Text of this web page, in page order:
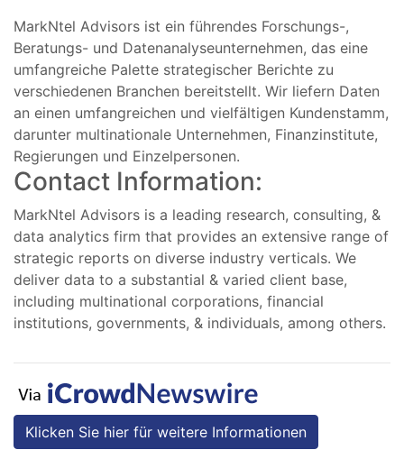
MarkNtel Advisors ist ein führendes Forschungs-,
Beratungs- und Datenanalyseunternehmen, das eine
umfangreiche Palette strategischer Berichte zu
verschiedenen Branchen bereitstellt. Wir liefern Daten
an einen umfangreichen und vielfältigen Kundenstamm,
darunter multinationale Unternehmen, Finanzinstitute,
Regierungen und Einzelpersonen.
Contact Information:
MarkNtel Advisors is a leading research, consulting, &
data analytics firm that provides an extensive range of
strategic reports on diverse industry verticals. We
deliver data to a substantial & varied client base,
including multinational corporations, financial
institutions, governments, & individuals, among others.
Klicken Sie hier für weitere Informationen